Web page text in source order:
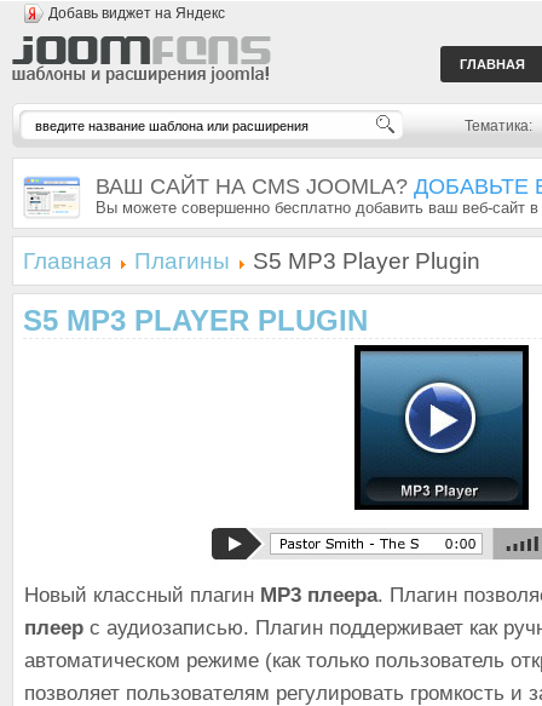
Добавь виджет на Яндекс
ГЛАВНАЯ
Тематика:
ВАШ САЙТ НА CMS JOOMLA? ДОБАВЬТЕ
Вы можете совершенно бесплатно добавить ваш веб-сайт
Главная Плагины S5 MP3 Player Plugin
S5 MP3 PLAYER PLUGIN
Новый классный плагин MP3 плеера. Плагин
плеер с аудиозаписью. Плагин поддерживает как
автоматическом режиме (как только пользователь
позволяет пользователям регулировать громкость